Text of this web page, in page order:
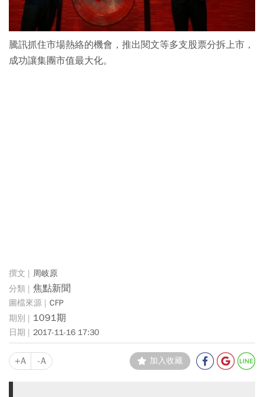
騰訊抓住市場熱絡的機會，推出閱文等多支股票分拆上市，
成功讓集團市值最大化。
周岐原
焦點新聞
CFP
1091期
2017-11-16 17:30
+A -A 加入收藏